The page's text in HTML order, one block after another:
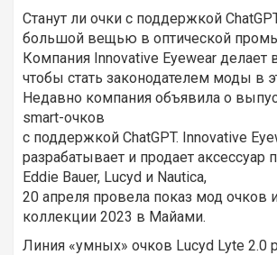
Станут ли очки с поддержкой
большой вещью в оптической
Компания Innovative Eyewear
чтобы стать законодателем моды в
Недавно компания объявила о
smart-очков
с поддержкой ChatGPT. Innovative
разрабатывает и продает аксессуар
Eddie Bauer, Lucyd и Nautica,
20 апреля провела показ мод очков
коллекции 2023 в Майами.
Линия «умных» очков Lucyd Lyte 2.0